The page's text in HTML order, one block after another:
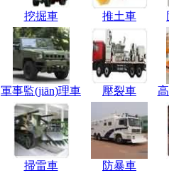
挖掘車 推土車
軍事監(jiān)理車 壓裂車
掃雷車 防暴車